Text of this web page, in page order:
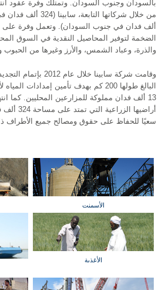
ألف فدان في جنوب السودان). وتعمل وفرة على
الضخمة لتوفير المحاصيل النقدية في السوق
والذرة، وعباد الشمس، والأرز وغيرها من الحبوب
وقامت شركة سابينا
البالغ طولها 200 كم بهدف تأمين
13 ألف فدان مملوكة للمزارعين المحليين. كما
أراضيها
سعيًا للحفاظ على حقوق ومصالح جميع الأطراف
الأسمنت
الأغذية